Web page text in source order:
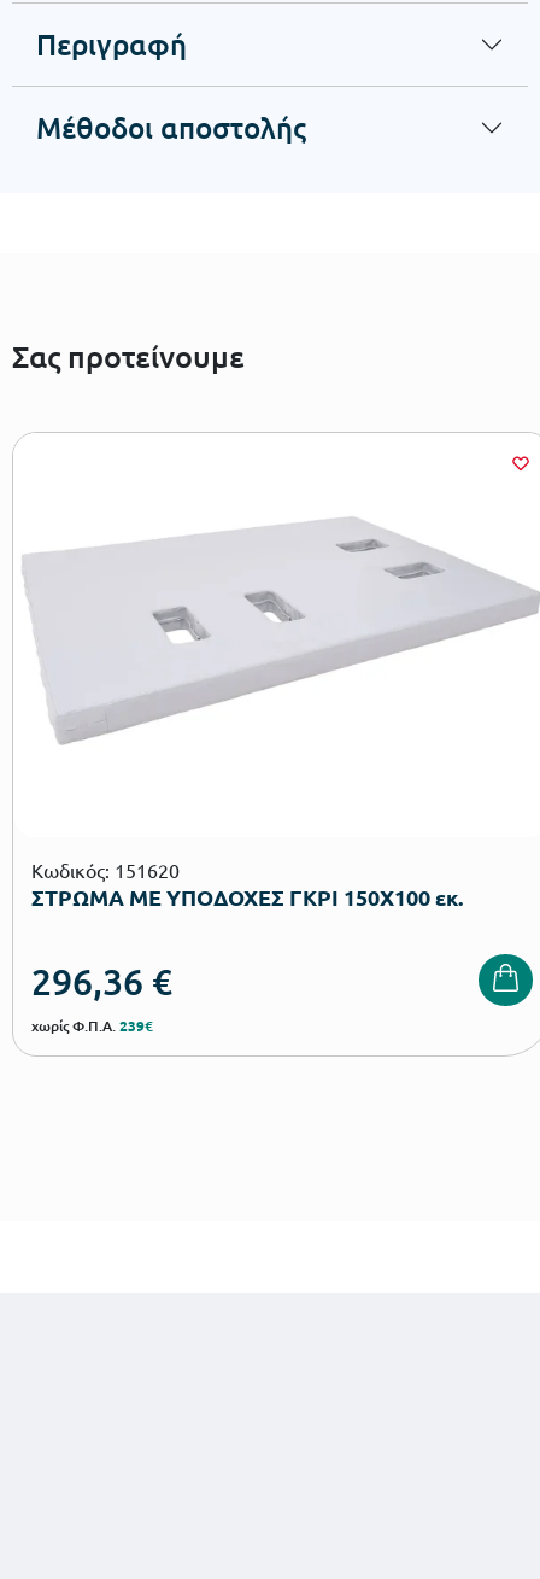
Περιγραφή
Μέθοδοι αποστολής
Σας προτείνουμε
Κωδικός: 151620
ΣΤΡΩΜΑ ΜΕ ΥΠΟΔΟΧΕΣ ΓΚΡΙ 150Χ100 εκ.
296,36 €
χωρίς Φ.Π.Α.239€